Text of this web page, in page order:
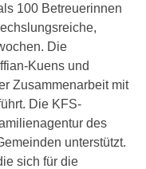
100 Betreuerinnen
Die
Kuens und
Zusammenarbeit mit
Die KFS-
des
unterstützt.
sich für die